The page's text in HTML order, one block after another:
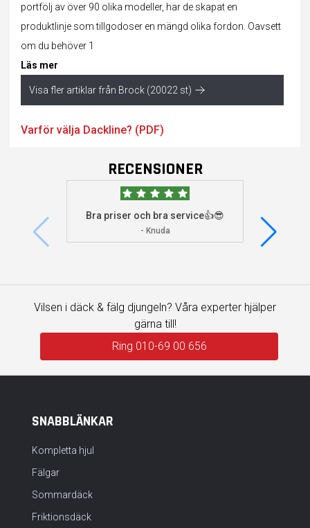
portfölj av över 90 olika modeller, har de skapat en
produktlinje som tillgodoser en mängd olika fordon. Oavsett
om du behöver 1
Läs mer
Visa fler artiklar från Brock (20022 st)
Varför välja Dackline? (PDF)
RECENSIONER
Bra priser och bra service👍😎
- Knuda
Vilsen i däck & fälg djungeln? Våra experter hjälper
gärna till!
Ring 010-69 00 656
SNABBLÄNKAR
Kompletta hjul
Fälgar
Sommardäck
Friktionsdäck